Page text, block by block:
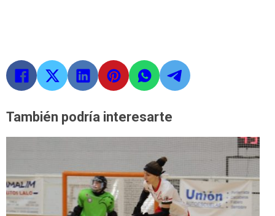
También podría interesarte